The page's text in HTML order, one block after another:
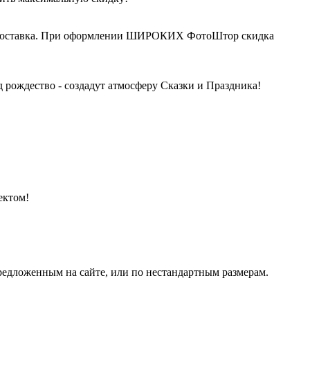
доставка. При оформлении ШИРОКИХ ФотоШтор скидка
- создадут атмосферу Сказки и Праздника!
на сайте, или по нестандартным размерам.